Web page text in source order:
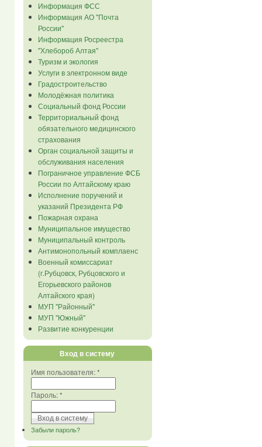
Информация ФСС
Информация АО "Почта
России"
Информация Росреестра
"Хлебороб Алтая"
Туризм и экология
Услуги в электронном виде
Градостроительство
Молодёжная политика
Социальный фонд России
Территориальный фонд
обязательного медицинского
страхования
Орган социальной защиты и
обслуживания населения
Пограничное управление ФСБ
России по Алтайскому краю
Исполнение поручений и
указаний Президента РФ
Пожарная охрана
Муниципальное имущество
Муниципальный контроль
Антимонопольный комплаенс
Военный комиссариат
(г.Рубцовск, Рубцовского и
Егорьевского районов
Алтайского края)
МУП "Районный"
МУП "Южный"
Развитие конкуренции
Вход в систему
Имя пользователя:*
Пароль:*
Забыли пароль?